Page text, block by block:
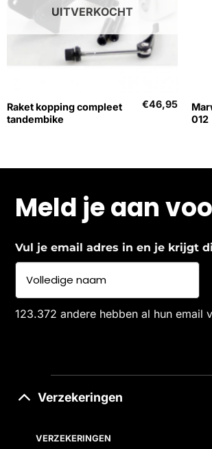
UITVERKOCHT
Raket kopping compleet
tandembike
€46,95
012
Meld je aan
Vul je email adres in en je krijgt
123.372 andere hebben al hun email
Verzekeringen
VERZEKERINGEN